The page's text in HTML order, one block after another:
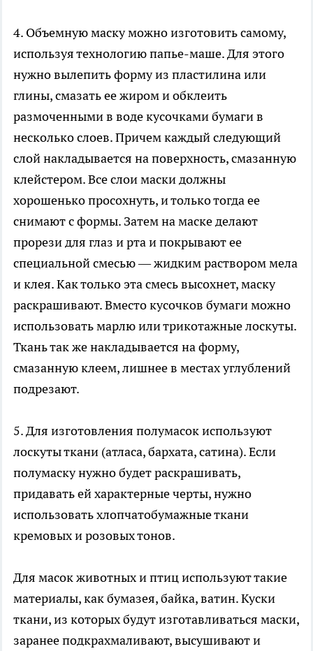
4. Объемную маску можно изготовить самому,
используя технологию папье-маше. Для этого
нужно вылепить форму из пластилина или
глины, смазать ее жиром и обклеить
размоченными в воде кусочками бумаги в
несколько слоев. Причем каждый следующий
слой накладывается на поверхность, смазанную
клейстером. Все слои маски должны
хорошенько просохнуть, и только тогда ее
снимают с формы. Затем на маске делают
прорези для глаз и рта и покрывают ее
специальной смесью — жидким раствором мела
и клея. Как только эта смесь высохнет, маску
раскрашивают. Вместо кусочков бумаги можно
использовать марлю или трикотажные лоскуты.
Ткань так же накладывается на форму,
смазанную клеем, лишнее в местах углублений
подрезают.
5. Для изготовления полумасок используют
лоскуты ткани (атласа, бархата, сатина). Если
полумаску нужно будет раскрашивать,
придавать ей характерные черты, нужно
использовать хлопчатобумажные ткани
кремовых и розовых тонов.
Для масок животных и птиц используют такие
материалы, как бумазея, байка, ватин. Куски
ткани, из которых будут изготавливаться маски,
заранее подкрахмаливают, высушивают и